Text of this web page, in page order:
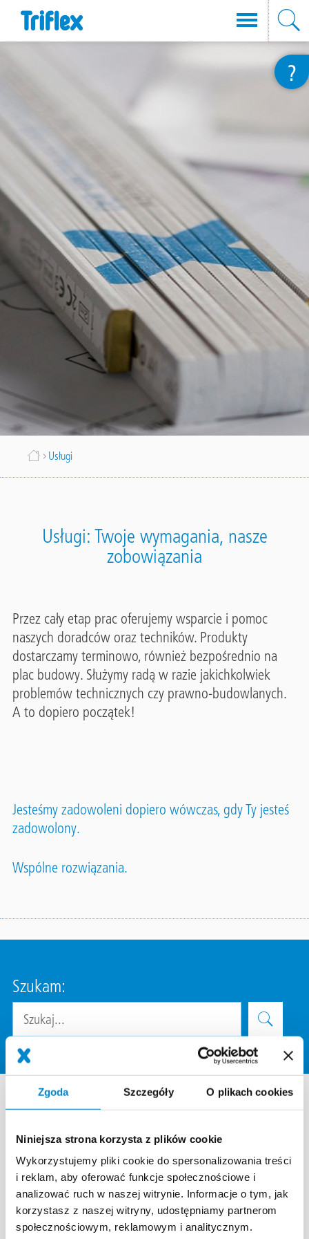
Zgoda Szczegóły O plikach cookies
Niniejsza strona korzysta z plików cookie
Wykorzystujemy pliki cookie do spersonalizowania treści
i reklam, aby oferować funkcje społecznościowe i
analizować ruch w naszej witrynie. Informacje o tym, jak
korzystasz z naszej witryny, udostępniamy partnerom
społecznościowym, reklamowym i analitycznym.
Ścieżka
nawigacyjna
Usługi
Usługi: Twoje wymagania, nasze
zobowiązania
Przez cały etap prac oferujemy wsparcie i pomoc
naszych doradców oraz techników. Produkty
dostarczamy terminowo, również bezpośrednio na
plac budowy. Służymy radą w razie jakichkolwiek
problemów technicznych czy prawno-budowlanych.
A to dopiero początek!
Jesteśmy zadowoleni dopiero wówczas, gdy Ty jesteś
zadowolony.
Wspólne rozwiązania.
Szukam:
Szukaj
Usługi Triflex
Oprócz wysokiej klasy rozwiązań systemowych
oferujemy kompleksowe i różnorodne usługi:
specjalistyczne seminaria i szkolenia, specjalne
aplikacje lub dokumentację techniczną do
pobrania. Dostarczamy wspólne rozwiązania.
?